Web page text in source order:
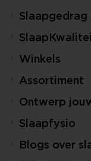
Slaapgedrag
Winkels
Assortiment
Ontwerp
Slaapfysio
Blogs over